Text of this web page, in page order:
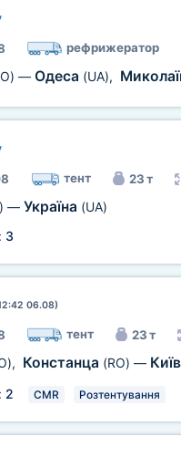
рефрижератор
— Одеса (UA),
тент 23 т
— Україна (UA)
3
06.08)
тент 23 т
, Констанца (RO) — Київ
2 CMR Розтентування